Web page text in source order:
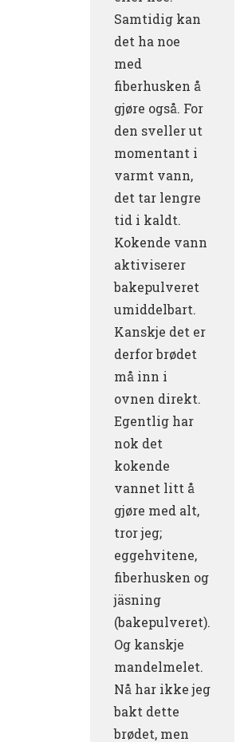
Samtidig kan
det ha noe
med
fiberhusken å
gjøre også. For
den sveller ut
momentant i
varmt vann,
det tar lengre
tid i kaldt.
Kokende vann
aktiviserer
bakepulveret
umiddelbart.
Kanskje det er
derfor brødet
må inn i
ovnen direkt.
Egentlig har
nok det
kokende
vannet litt å
gjøre med alt,
tror jeg;
eggehvitene,
fiberhusken og
jäsning
(bakepulveret).
Og kanskje
mandelmelet.
Nå har ikke jeg
bakt dette
brødet, men